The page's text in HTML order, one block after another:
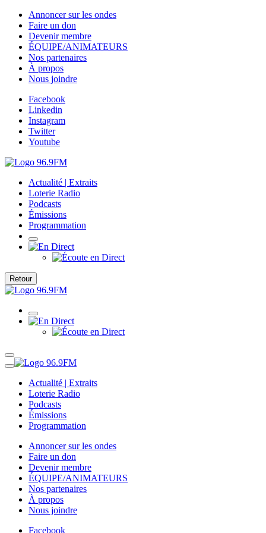
Annoncer sur les ondes
Faire un don
Devenir membre
ÉQUIPE/ANIMATEURS
Nos partenaires
À propos
Nous joindre
Facebook
Linkedin
Instagram
Twitter
Youtube
Actualité | Extraits
Loterie Radio
Podcasts
Émissions
Programmation
Retour
Actualité | Extraits
Loterie Radio
Podcasts
Émissions
Programmation
Annoncer sur les ondes
Faire un don
Devenir membre
ÉQUIPE/ANIMATEURS
Nos partenaires
À propos
Nous joindre
Facebook